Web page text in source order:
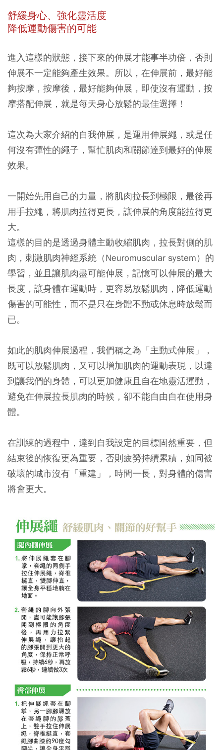
舒緩身心、強化靈活度
降低運動傷害的可能
進入這樣的狀態，接下來的伸展才能事半功倍，否則
伸展不一定能夠產生效果。所以，在伸展前，最好能
夠按摩，按摩後，最好能夠伸展，即使沒有運動，按
摩搭配伸展，就是每天身心放鬆的最佳選擇！
這次為大家介紹的自我伸展，是運用伸展繩，或是任
何沒有彈性的繩子，幫忙肌肉和關節達到最好的伸展
效果。
一開始先用自己的力量，將肌肉拉長到極限，最後再
用手拉繩，將肌肉拉得更長，讓伸展的角度能拉得更
大。
這樣的目的是透過身體主動收縮肌肉，拉長對側的肌
肉，刺激肌肉神經系統（Neuromuscular system）的
學習，並且讓肌肉盡可能伸展，記憶可以伸展的最大
長度，讓身體在運動時，更容易放鬆肌肉，降低運動
傷害的可能性，而不是只在身體不動或休息時放鬆而
已。
如此的肌肉伸展過程，我們稱之為「主動式伸展」，
既可以放鬆肌肉，又可以增加肌肉的運動表現，以達
到讓我們的身體，可以更加健康且自在地靈活運動，
避免在伸展拉長肌肉的時候，卻不能自由自在使用身
體。
在訓練的過程中，達到自我設定的目標固然重要，但
結束後的恢復更為重要，否則疲勞持續累積，如同被
破壞的城市沒有「重建」，時間一長，對身體的傷害
將會更大。